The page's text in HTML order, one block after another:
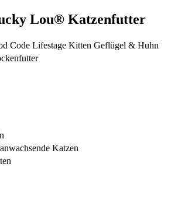
Lou® Katzenfutter
Code Lifestage Kitten Geflügel & Huhn
Katzen